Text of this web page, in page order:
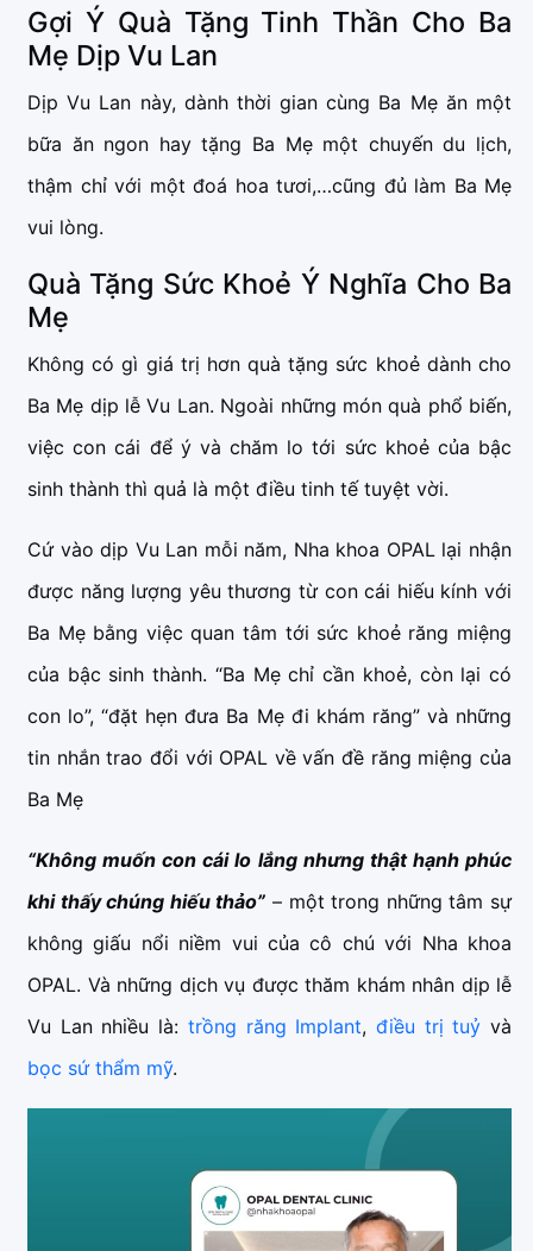
Gợi Ý Quà Tặng Tinh Thần Cho Ba
Mẹ Dịp Vu Lan
Dịp Vu Lan này, dành thời gian cùng Ba Mẹ ăn một
bữa ăn ngon hay tặng Ba Mẹ một chuyến du lịch,
thậm chỉ với một đoá hoa tươi,…cũng đủ làm Ba Mẹ
vui lòng.
Quà Tặng Sức Khoẻ Ý Nghĩa Cho Ba
Mẹ
Không có gì giá trị hơn quà tặng sức khoẻ dành cho
Ba Mẹ dịp lễ Vu Lan. Ngoài những món quà phổ biến,
việc con cái để ý và chăm lo tới sức khoẻ của bậc
sinh thành thì quả là một điều tinh tế tuyệt vời.
Cứ vào dịp Vu Lan mỗi năm, Nha khoa OPAL lại nhận
được năng lượng yêu thương từ con cái hiếu kính với
Ba Mẹ bằng việc quan tâm tới sức khoẻ răng miệng
của bậc sinh thành. “Ba Mẹ chỉ cần khoẻ, còn lại có
con lo”, “đặt hẹn đưa Ba Mẹ đi khám răng” và những
tin nhắn trao đổi với OPAL về vấn đề răng miệng của
Ba Mẹ
“Không muốn con cái lo lắng nhưng thật hạnh phúc
khi thấy chúng hiếu thảo” – một trong những tâm sự
không giấu nổi niềm vui của cô chú với Nha khoa
OPAL. Và những dịch vụ được thăm khám nhân dịp lễ
Vu Lan nhiều là: trồng răng Implant, điều trị tuỷ và
bọc sứ thẩm mỹ.